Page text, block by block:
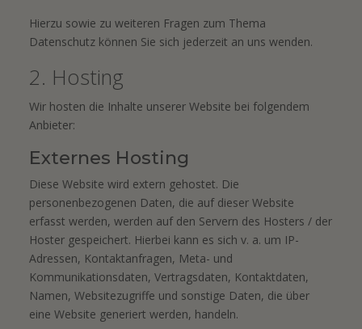
Hierzu sowie zu weiteren Fragen zum Thema
Datenschutz können Sie sich jederzeit an uns wenden.
2. Hosting
Wir hosten die Inhalte unserer Website bei folgendem
Anbieter:
Externes Hosting
Diese Website wird extern gehostet. Die
personenbezogenen Daten, die auf dieser Website
erfasst werden, werden auf den Servern des Hosters / der
Hoster gespeichert. Hierbei kann es sich v. a. um IP-
Adressen, Kontaktanfragen, Meta- und
Kommunikationsdaten, Vertragsdaten, Kontaktdaten,
Namen, Websitezugriffe und sonstige Daten, die über
eine Website generiert werden, handeln.